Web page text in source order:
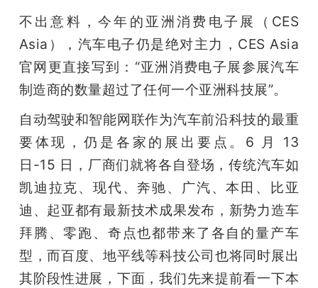
动
心
GAIR
专
题
爱
不出意料，今年的亚洲消费电子展（CES
Asia），汽车电子仍是绝对主力，CES Asia
官网更直接写到：“亚洲消费电子展参展汽车
制造商的数量超过了任何一个亚洲科技展”。
自动驾驶和智能网联作为汽车前沿科技的最重
要体现，仍是各家的展出要点。6 月 13
日-15 日，厂商们就将各自登场，传统汽车如
凯迪拉克、现代、奔驰、广汽、本田、比亚
迪、起亚都有最新技术成果发布，新势力造车
拜腾、零跑、奇点也都带来了各自的量产车
型，而百度、地平线等科技公司也将同时展出
其阶段性进展，下面，我们先来提前看一下本